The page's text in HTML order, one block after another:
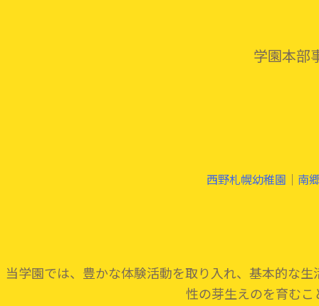
学園本部
西野札幌幼稚園 ｜ 南
当学園では、豊かな体験活動を取り入れ、基本的な
性の芽生えのを育む